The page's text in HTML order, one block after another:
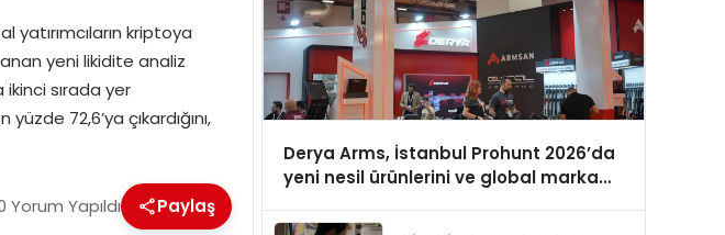
kriptoya
yeni likidite analiz
sırada yer
72,6’ya çıkardığını,
Yorum Yapıldı Paylaş
Derya Arms, İstanbul Prohunt 2026’da
yeni nesil ürünlerini ve global marka